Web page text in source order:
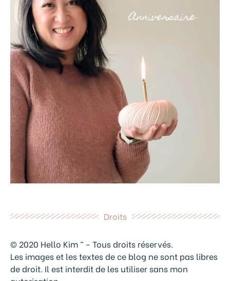
Droits
© 2020 Hello Kim ™ – Tous droits réservés.
Les images et les textes de ce blog ne sont pas libres
de droit. Il est interdit de les utiliser sans mon